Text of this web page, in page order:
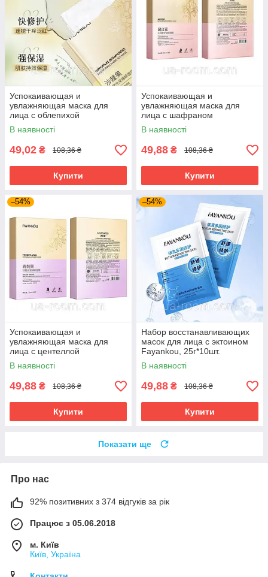
Успокаивающая и
увлажняющая маска для
лица с облепихой
FaYanKou,30 мл × 10 шт.
В наявності
49,02 ₴ 108,36 ₴
Купити
Успокаивающая и
увлажняющая маска для
лица с шафраном
FaYanKou,30 мл × 10 шт.
В наявності
49,88 ₴ 108,36 ₴
Купити
–54%
Успокаивающая и
увлажняющая маска для
лица с центеллой
FaYanKou,30 мл × 10 шт.
В наявності
49,88 ₴ 108,36 ₴
Купити
–54%
Набор восстанавливающих
масок для лица с эктоином
Fayankou, 25г*10шт.
В наявності
49,88 ₴ 108,36 ₴
Купити
Показати ще
Про нас
92% позитивних з 374 відгуків за рік
Працює з 05.06.2018
м. Київ
Київ, Україна